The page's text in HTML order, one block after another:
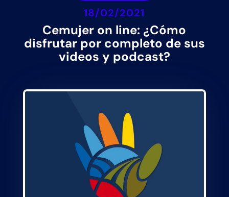
18/02/2021
Cemujer on line: ¿Cómo
disfrutar por completo de sus
videos y podcast?